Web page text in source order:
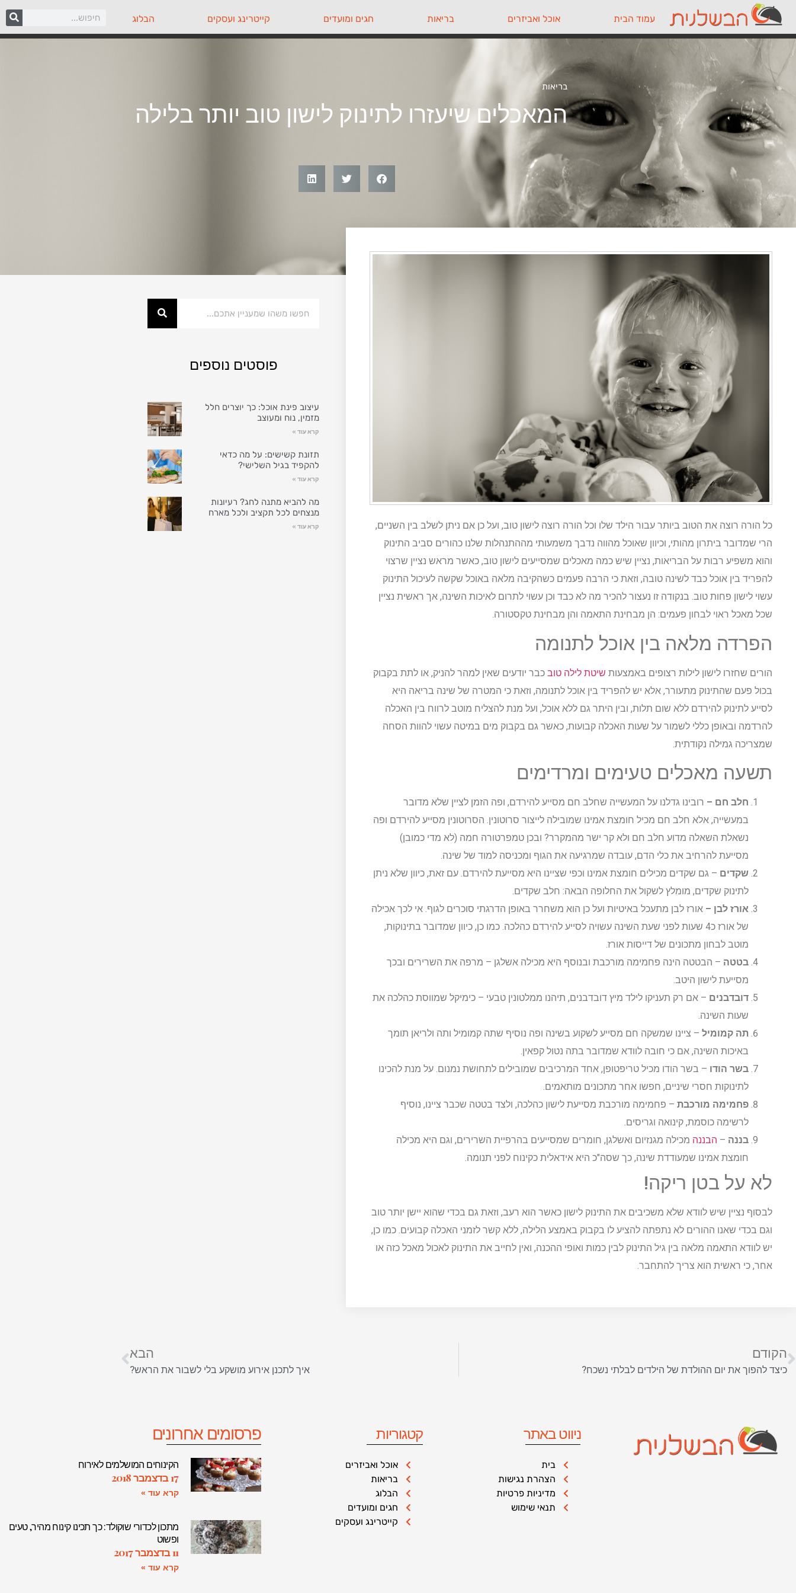
עמוד הבית אוכל ואביזרים בריאות חגים ומועדים קייטרינג ועסקים הבלוג
בריאות
המאכלים שיעזרו לתינוק לישון טוב יותר בלילה
כל הורה רוצה את הטוב ביותר עבור הילד שלו וכל הורה רוצה לישון טוב, ועל כן אם ניתן לשלב בין השניים,
הרי שמדובר ביתרון מהותי, וכיוון שאוכל מהווה נדבך משמעותי מההתנהלות שלנו כהורים סביב התינוק
והוא משפיע רבות על הבריאות, נציין שיש כמה מאכלים שמסייעים לישון טוב, כאשר מראש נציין שרצוי
להפריד בין אוכל כבד לשינה טובה, וזאת כי הרבה פעמים כשהקיבה מלאה באוכל שקשה לעיכול התינוק
עשוי לישון פחות טוב. בנקודה זו נעצור להכיר מה לא כבד וכן עשוי לתרום לאיכות השינה, אך ראשית נציין
שכל מאכל ראוי לבחון פעמים: הן מבחינת התאמה והן מבחינת טקסטורה.
הפרדה מלאה בין אוכל לתנומה
הורים שחזרו לישון לילות רצופים באמצעות שיטת לילה טוב כבר יודעים שאין למהר להניק, או לתת בקבוק
בכול פעם שהתינוק מתעורר, אלא יש להפריד בין אוכל לתנומה, וזאת כי המטרה של שינה בריאה היא
לסייע לתינוק להירדם ללא שום תלות, ובין היתר גם ללא אוכל, ועל מנת להצליח מוטב לרווח בין האכלה
להרדמה ובאופן כללי לשמור על שעות האכלה קבועות, כאשר גם בקבוק מים במיטה עשוי להוות הסחה
שמצריכה גמילה נקודתית.
תשעה מאכלים טעימים ומרדימים
חלב חם – רובינו גדלנו על המעשייה שחלב חם מסייע להירדם, ופה הזמן לציין שלא מדובר
במעשייה, אלא חלב חם מכיל חומצת אמינו שמובילה לייצור סרוטונין. הסרוטונין מסייע להירדם ופה
נשאלת השאלה מדוע חלב חם ולא קר ישר מהמקרר? ובכן טמפרטורה חמה (לא מדי כמובן)
מסייעת להרחיב את כלי הדם, עובדה שמרגיעה את הגוף ומכניסה למוד של שינה.
שקדים – גם שקדים מכילים חומצת אמינו וכפי שציינו היא מסייעת להירדם. עם זאת, כיוון שלא ניתן
לתינוק שקדים, מומלץ לשקול את החלופה הבאה: חלב שקדים.
אורז לבן – אורז לבן מתעכל באיטיות ועל כן הוא משחרר באופן הדרגתי סוכרים לגוף. אי לכך אכילה
של אורז כ4 שעות לפני שעת השינה עשויה לסייע להירדם כהלכה. כמו כן, כיוון שמדובר בתינוקות,
מוטב לבחון מתכונים של דייסות אורז.
בטטה – הבטטה הינה פחמימה מורכבת ובנוסף היא מכילה אשלגן – מרפה את השרירים ובכך
מסייעת לישון היטב.
דובדבנים – אם רק תעניקו לילד מיץ דובדבנים, תיהנו ממלטונין טבעי – כימיקל שמווסת כהלכה את
שעות השינה.
תה קמומיל – ציינו שמשקה חם מסייע לשקוע בשינה ופה נוסיף שתה קמומיל ותה ולריאן תומך
באיכות השינה, אם כי חובה לוודא שמדובר בתה נטול קפאין.
בשר הודו – בשר הודו מכיל טריפטופן, אחד המרכיבים שמובילים לתחושת נמנום. על מנת להכינו
לתינוקות חסרי שיניים, חפשו אחר מתכונים מותאמים.
פחמימה מורכבת – פחמימה מורכבת מסייעת לישון כהלכה, ולצד בטטה שכבר ציינו, נוסיף
לרשימה כוסמת, קינואה וגריסים.
בננה – הבננה מכילה מגנזיום ואשלגן, חומרים שמסייעים בהרפיית השרירים, וגם היא מכילה
חומצת אמינו שמעודדת שינה, כך שסה"כ היא אידאלית כקינוח לפני תנומה.
לא על בטן ריקה!
לבסוף נציין שיש לוודא שלא משכיבים את התינוק לישון כאשר הוא רעב, וזאת גם בכדי שהוא יישן יותר טוב
וגם בכדי שאנו ההורים לא נתפתה להציע לו בקבוק באמצע הלילה, ללא קשר לזמני האכלה קבועים. כמו כן,
יש לוודא התאמה מלאה בין גיל התינוק לבין כמות ואופי ההכנה, ואין לחייב את התינוק לאכול מאכל כזה או
אחר, כי ראשית הוא צריך להתחבר.
פוסטים נוספים
עיצוב פינת אוכל: כך יוצרים חלל
מזמין, נוח ומעוצב
קרא עוד »
תזונת קשישים: על מה כדאי
להקפיד בגיל השלישי?
קרא עוד »
מה להביא מתנה לחג? רעיונות
מנצחים לכל תקציב ולכל מארח
קרא עוד »
הקודם
כיצד להפוך את יום ההולדת של הילדים לבלתי נשכח?
הבא
איך לתכנן אירוע מושקע בלי לשבור את הראש?
ניווט באתר
בית
הצהרת נגישות
מדיניות פרטיות
תנאי שימוש
קטגוריות
אוכל ואביזרים
בריאות
הבלוג
חגים ומועדים
קייטרינג ועסקים
פרסומים אחרונים
הקינוחים המושלמים לאירוח
17 בדצמבר 2018
קרא עוד »
מתכון לכדורי שוקולד: כך תכינו קינוח מהיר, טעים
ופשוט
11 בדצמבר 2017
קרא עוד »